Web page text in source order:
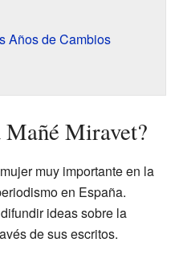
Años de Cambios
Mañé Miravet?
muy importante en la
en España.
ideas sobre la
de sus escritos.